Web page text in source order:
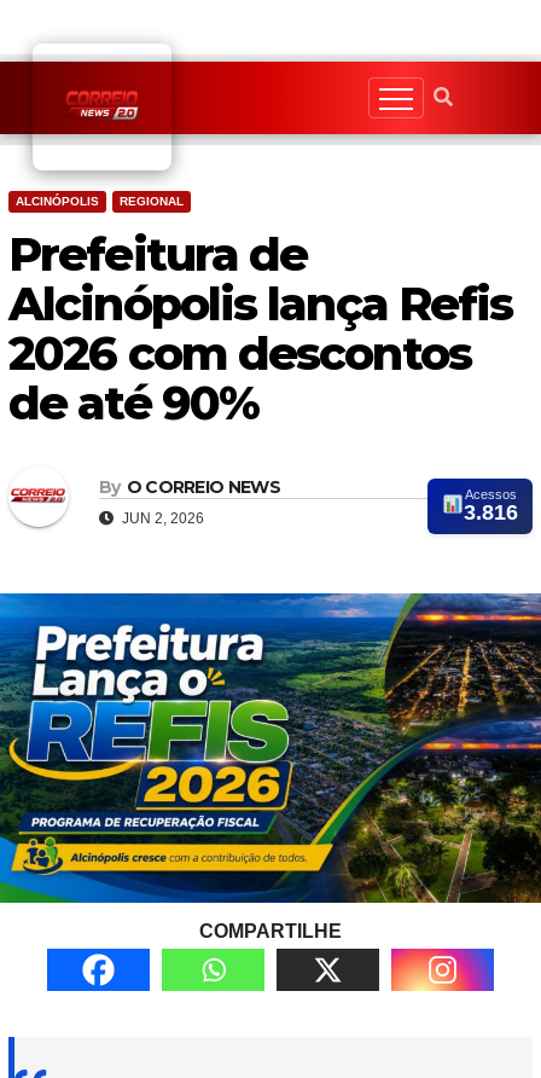
content
ALCINÓPOLIS REGIONAL
Prefeitura de
Alcinópolis lança Refis
2026 com descontos
de até 90%
By O CORREIO NEWS
JUN 2, 2026
Acessos
3.816
COMPARTILHE